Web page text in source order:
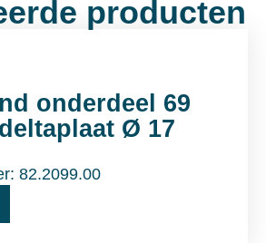
producten
onderdeel 69
Ø 17
82.2099.00